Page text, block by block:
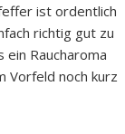
ist ordentlich
richtig gut zu
Raucharoma
Vorfeld noch kurz